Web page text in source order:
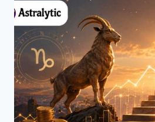
MENDAPAT
KESEMPATAN
BESAR
DALAM
BISNIS